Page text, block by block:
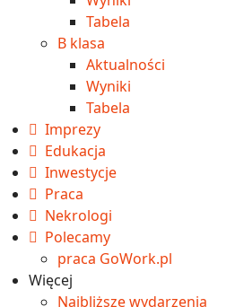
Tabela
B klasa
Aktualności
Wyniki
Tabela
Imprezy
Edukacja
Inwestycje
Praca
Nekrologi
Polecamy
praca GoWork.pl
Więcej
Najbliższe wydarzenia